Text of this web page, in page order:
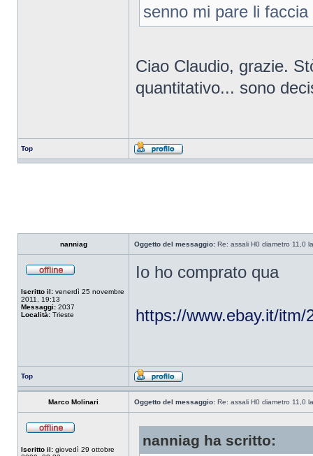
senno mi pare li
Ciao Claudio, grazie.
quantitativo... sono
Top
nanniag Oggetto del messaggio: Re: assali H0 diametro 11,0
Iscritto il: venerdì 25 novembre
2011, 19:13
Messaggi: 2037
Località: Trieste
Io ho comprato qua
https://www.ebay.it/itm/
Top
Marco Molinari Oggetto del messaggio: Re: assali H0 diametro 11,0
Iscritto il: giovedì 29 ottobre
nanniag ha scritto: